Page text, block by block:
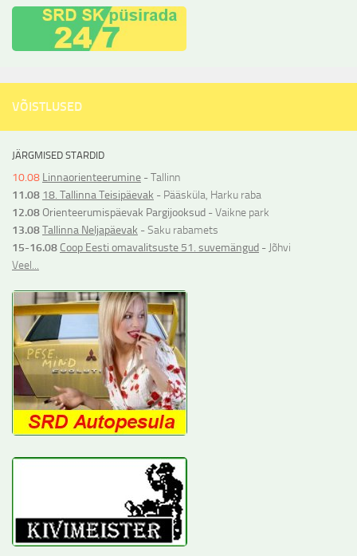
VÕISTLUSED
JÄRGMISED STARDID
10.08 Linnaorienteerumine - Tallinn
11.08 18. Tallinna Teisipäevak - Pääsküla, Harku raba
12.08 Orienteerumispäevak Pargijooksud - Vaikne park
13.08Tallinna Neljapäevak - Saku rabamets
15-16.08 Coop Eesti omavalitsuste 51. suvemängud - Jõhvi
Veel...